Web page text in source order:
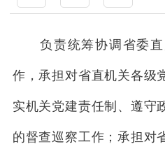
负责统筹协调省委直
作，承担对省直机关各级
实机关党建责任制、遵守
的督查巡察工作；承担对